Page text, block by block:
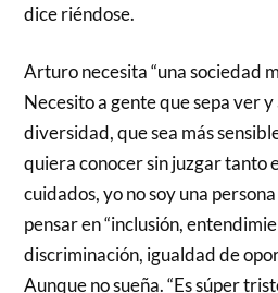
dice riéndose.
Arturo necesita “una sociedad
Necesito a gente que sepa ver
diversidad, que sea más
quiera conocer sin juzgar tanto
cuidados, yo no soy una
pensar en “inclusión,
discriminación, igualdad de
Aunque no sueña. “Es súper